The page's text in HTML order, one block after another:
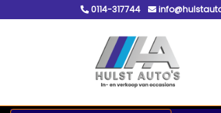
0114-317744